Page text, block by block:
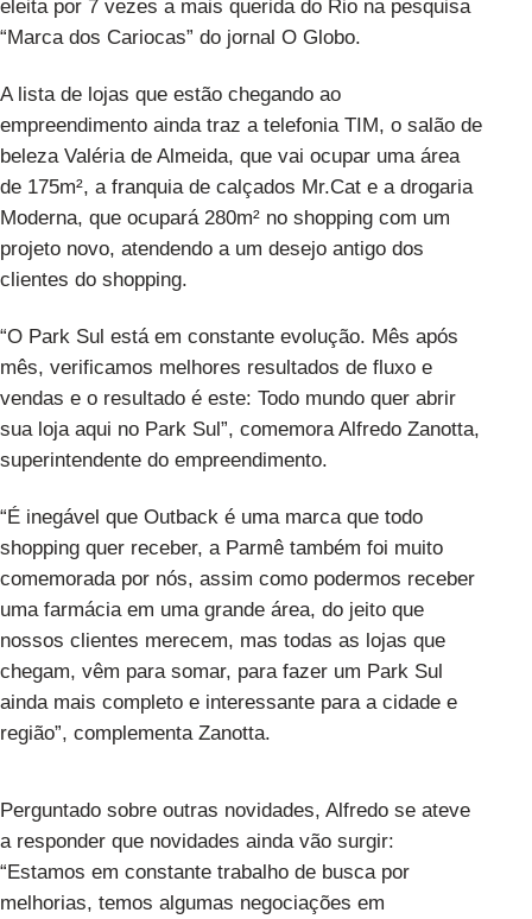
eleita por 7 vezes a mais querida do Rio na pesquisa
“Marca dos Cariocas” do jornal O Globo.
A lista de lojas que estão chegando ao
empreendimento ainda traz a telefonia TIM, o salão de
beleza Valéria de Almeida, que vai ocupar uma área
de 175m², a franquia de calçados Mr.Cat e a drogaria
Moderna, que ocupará 280m² no shopping com um
projeto novo, atendendo a um desejo antigo dos
clientes do shopping.
“O Park Sul está em constante evolução. Mês após
mês, verificamos melhores resultados de fluxo e
vendas e o resultado é este: Todo mundo quer abrir
sua loja aqui no Park Sul”, comemora Alfredo Zanotta,
superintendente do empreendimento.
“É inegável que Outback é uma marca que todo
shopping quer receber, a Parmê também foi muito
comemorada por nós, assim como podermos receber
uma farmácia em uma grande área, do jeito que
nossos clientes merecem, mas todas as lojas que
chegam, vêm para somar, para fazer um Park Sul
ainda mais completo e interessante para a cidade e
região”, complementa Zanotta.
Perguntado sobre outras novidades, Alfredo se ateve
a responder que novidades ainda vão surgir:
“Estamos em constante trabalho de busca por
melhorias, temos algumas negociações em